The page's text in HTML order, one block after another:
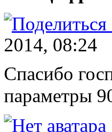
2014, 08:24
Спасибо
параметры